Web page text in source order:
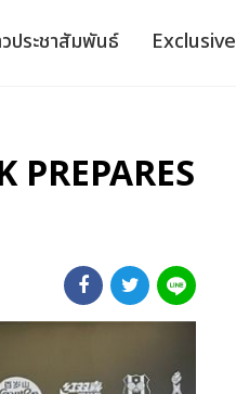
ประชาสัมพันธ์ Exclusive